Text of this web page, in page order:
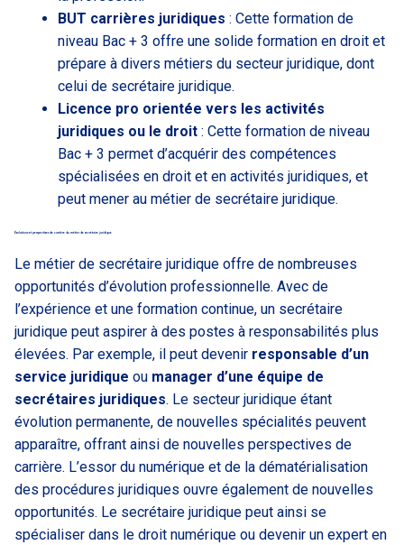
BUT carrières juridiques : Cette formation de
niveau Bac + 3 offre une solide formation en droit et
prépare à divers métiers du secteur juridique, dont
celui de secrétaire juridique.
Licence pro orientée vers les activités
juridiques ou le droit : Cette formation de niveau
Bac + 3 permet d’acquérir des compétences
spécialisées en droit et en activités juridiques, et
peut mener au métier de secrétaire juridique.
Évolutions et perspectives de carrière du métier de secrétaire juridique
Le métier de secrétaire juridique offre de nombreuses
opportunités d’évolution professionnelle. Avec de
l’expérience et une formation continue, un secrétaire
juridique peut aspirer à des postes à responsabilités plus
élevées. Par exemple, il peut devenir responsable d’un
service juridique ou manager d’une équipe de
secrétaires juridiques. Le secteur juridique étant
évolution permanente, de nouvelles spécialités peuvent
apparaître, offrant ainsi de nouvelles perspectives de
carrière. L’essor du numérique et de la dématérialisation
des procédures juridiques ouvre également de nouvelles
opportunités. Le secrétaire juridique peut ainsi se
spécialiser dans le droit numérique ou devenir un expert en